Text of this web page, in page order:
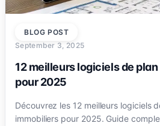
BLOG POST
September 3, 2025
12 meilleurs logiciels de
pour 2025
Découvrez les 12 meilleurs logiciels
immobiliers pour 2025. Guide